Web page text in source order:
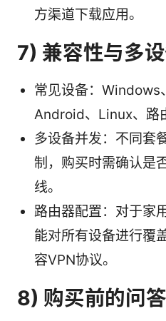
方渠道下载应用。
7) 兼容性与多
常见设备：Windows
Android、Linux、路
多设备并发：不同套
制，购买时需确认是
线。
路由器配置：对于家
能对所有设备进行覆
容VPN协议。
8) 购买前的问